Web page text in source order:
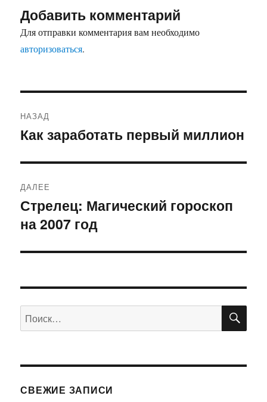
Добавить комментарий
Для отправки комментария вам необходимо
авторизоваться.
по
НАЗАД
Предыдущая
Как заработать первый миллион
ДАЛЕЕ
Следующая
запись:
Стрелец: Магический гороскоп
на 2007 год
Искать:
СВЕЖИЕ ЗАПИСИ